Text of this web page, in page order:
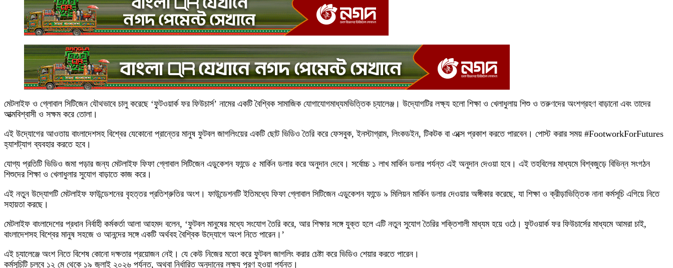
মেটলাইফ ও গ্লোবাল সিটিজেন যৌথভাবে চালু করেছে ‘ফুটওয়ার্ক ফর ফিউচার্স’ নামের একটি বৈশ্বিক সামাজিক যোগাযোগমাধ্যমভিত্তিক চ্যালেঞ্জ। উদ্যোগটির লক্ষ্য হলো শিক্ষা ও খেলাধুলায় শিশু ও তরুণদের অংশগ্রহণ বাড়ানো এবং তাদের
আত্মবিশ্বাসী ও সক্ষম করে তোলা।
এই উদ্যোগের আওতায় বাংলাদেশসহ বিশ্বের যেকোনো প্রান্তের মানুষ ফুটবল জাগলিংয়ের একটি ছোট ভিডিও তৈরি করে ফেসবুক, ইনস্টাগ্রাম, লিংকডইন, টিকটক বা এক্সে প্রকাশ করতে পারবেন। পোস্ট করার সময় #FootworkForFutures
হ্যাশট্যাগ ব্যবহার করতে হবে।
যোগ্য প্রতিটি ভিডিও জমা পড়ার জন্য মেটলাইফ ফিফা গ্লোবাল সিটিজেন এডুকেশন ফান্ডে ৫ মার্কিন ডলার করে অনুদান দেবে। সর্বোচ্চ ১ লাখ মার্কিন ডলার পর্যন্ত এই অনুদান দেওয়া হবে। এই তহবিলের মাধ্যমে বিশ্বজুড়ে বিভিন্ন সংগঠন
শিশুদের শিক্ষা ও খেলাধুলার সুযোগ বাড়াতে কাজ করে।
এই নতুন উদ্যোগটি মেটলাইফ ফাউন্ডেশনের বৃহত্তর প্রতিশ্রুতির অংশ। ফাউন্ডেশনটি ইতিমধ্যে ফিফা গ্লোবাল সিটিজেন এডুকেশন ফান্ডে ৯ মিলিয়ন মার্কিন ডলার দেওয়ার অঙ্গীকার করেছে, যা শিক্ষা ও ক্রীড়াভিত্তিক নানা কর্মসূচি এগিয়ে নিতে
সহায়তা করছে।
মেটলাইফ বাংলাদেশের প্রধান নির্বাহী কর্মকর্তা আলা আহমদ বলেন, ‘ফুটবল মানুষের মধ্যে সংযোগ তৈরি করে, আর শিক্ষার সঙ্গে যুক্ত হলে এটি নতুন সুযোগ তৈরির শক্তিশালী মাধ্যম হয়ে ওঠে। ফুটওয়ার্ক ফর ফিউচার্সের মাধ্যমে আমরা চাই,
বাংলাদেশসহ বিশ্বের মানুষ সহজে ও আনন্দের সঙ্গে একটি অর্থবহ বৈশ্বিক উদ্যোগে অংশ নিতে পারেন।’
এই চ্যালেঞ্জে অংশ নিতে বিশেষ কোনো দক্ষতার প্রয়োজন নেই। যে কেউ নিজের মতো করে ফুটবল জাগলিং করার চেষ্টা করে ভিডিও শেয়ার করতে পারেন।
কর্মসূচিটি চলবে ১২ মে থেকে ১৯ জুলাই ২০২৬ পর্যন্ত, অথবা নির্ধারিত অনুদানের লক্ষ্য পূরণ হওয়া পর্যন্ত।